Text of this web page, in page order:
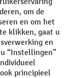
delivery charges,